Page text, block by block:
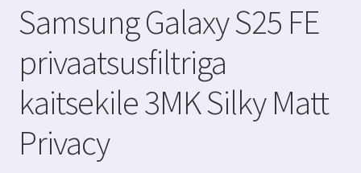
Samsung Galaxy S25 FE
privaatsusfiltriga
kaitsekile 3MK Silky Matt
Privacy